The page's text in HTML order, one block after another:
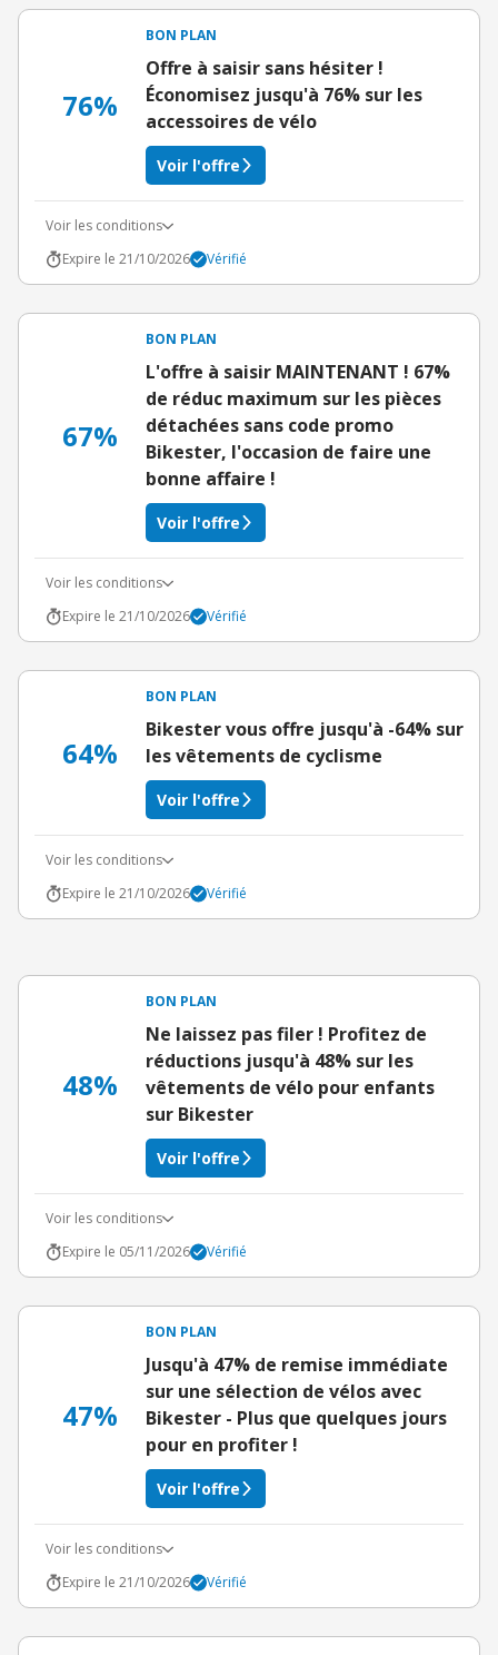
76%
BON PLAN
Offre à saisir sans hésiter !
Économisez jusqu'à 76% sur les
accessoires de vélo
Voir l'offre
Voir les conditions
Expire le 21/10/2026
Vérifié
67%
BON PLAN
L'offre à saisir MAINTENANT ! 67%
de réduc maximum sur les pièces
détachées sans code promo
Bikester, l'occasion de faire une
bonne affaire !
Voir l'offre
Voir les conditions
Expire le 21/10/2026
Vérifié
64%
BON PLAN
Bikester vous offre jusqu'à -64% sur
les vêtements de cyclisme
Voir l'offre
Voir les conditions
Expire le 21/10/2026
Vérifié
48%
BON PLAN
Ne laissez pas filer ! Profitez de
réductions jusqu'à 48% sur les
vêtements de vélo pour enfants
sur Bikester
Voir l'offre
Voir les conditions
Expire le 05/11/2026
Vérifié
47%
BON PLAN
Jusqu'à 47% de remise immédiate
sur une sélection de vélos avec
Bikester - Plus que quelques jours
pour en profiter !
Voir l'offre
Voir les conditions
Expire le 21/10/2026
Vérifié